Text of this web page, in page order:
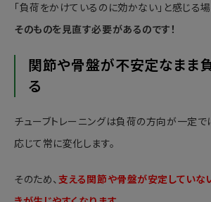
「負荷をかけているのに効かない」と感じる場
そのものを見直す必要があるのです！
関節や骨盤が不安定なまま
る
チューブトレーニングは負荷の方向が一定で
応じて常に変化します。
そのため、 支える関節や骨盤が安定していな